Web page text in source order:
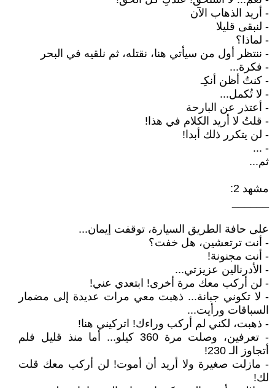
- أريد الذهاب الآن
- لنبقى قليلا
- لماذا؟
- ننتظر أول من سيأتي هنا، نقتله، ثم نلقيه في البحر
- فكرة...
- كنتُ أظن أنكِـ
- لا تُكمل...
- أعتذر عن البارحة
- قلتُ لا أريد الكلام في هذا!
- لن يتكرر ذلك أبدا!
- ...
ثم...
مشهد 2:
على حافة الطريق السيارة، توقفت إيمان...
- أنت ترتعشين، هل خفت؟
- أنت مجنونة!
- الأدرنالين عزيزتي...
- لن أركب معك مرة أخرى! ابتعدي عني!
- لا تكوني جبانة... ذهبت معي مرات عديدة إلى مضمار
السباقات ورأيت...
- ذهبت، لكني لم أركب وراءك! اتركيني هنا!
- تعرفين، وصلت مرة 360 كيلو... أما منذ قليل فلم
أتجاوز الـ 230!
- مازلت صغيرة ولا أريد أن أموت! لن أركب معك قلت
لك!